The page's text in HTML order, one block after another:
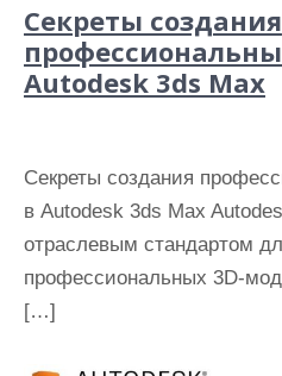
Секреты создания
Autodesk 3ds Max
Секреты создания
в Autodesk 3ds Max
отраслевым стандартом
профессиональных 3D-
[…]